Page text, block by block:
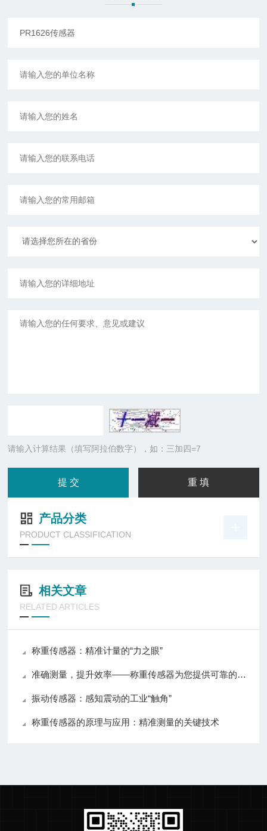
请输入计算结果（填写阿拉伯数字），如：三加四=7
产品分类
PRODUCT CLASSIFICATION
相关文章
RELATED ARTICLES
称重传感器：精准计量的“力之眼”
准确测量，提升效率——称重传感器为您提供可靠的数据支持
振动传感器：感知震动的工业“触角”
称重传感器的原理与应用：精准测量的关键技术